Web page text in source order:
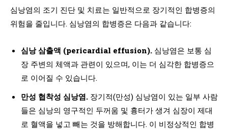
심낭염의 조기 진단 및 치료는 일반적으로 장기적인 합병증의
위험을 줄입니다. 심낭염의 합병증은 다음과 같습니다:
심낭 삼출액 (pericardial effusion). 심낭염은 보통 심
장 주변의 체액과 관련이 있으며, 이는 더 심각한 합병증으
로 이어질 수 있습니다.
만성 협착성 심낭염. 장기적(만성) 심낭염이 있는 일부 사람
들은 심낭의 영구적인 두꺼움 및 흉터가 생겨 심장이 제대
로 혈액을 넣고 빼는 것을 방해합니다. 이 비정상적인 합병